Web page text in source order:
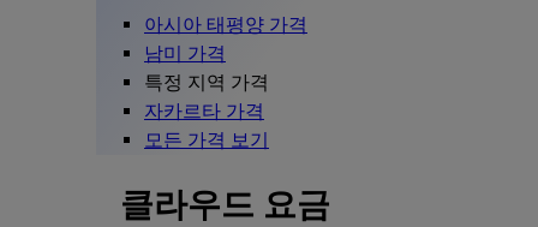
아시아 태평양 가격
남미 가격
특정 지역 가격
자카르타 가격
모든 가격 보기
클라우드 요금